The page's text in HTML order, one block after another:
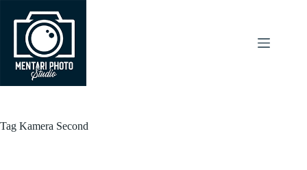
content
Tag Kamera Second